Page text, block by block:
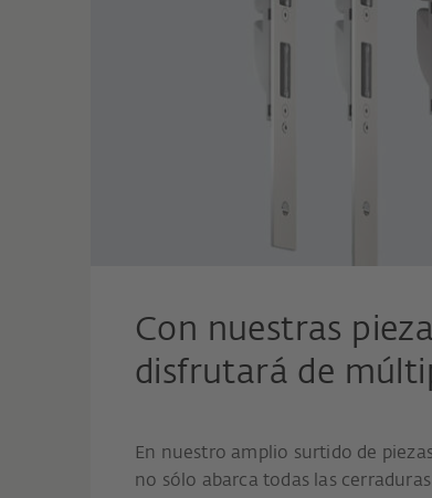
Con nuestras
disfrutará de
En nuestro amplio surtido de
no sólo abarca todas las